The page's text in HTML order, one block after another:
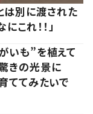
は別に渡された
これ！！」
いも”を植えて
きの光景に
育ててみたいで